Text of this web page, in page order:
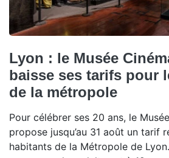
Lyon : le Musée
baisse ses tarifs pour
de la métropole
Pour célébrer ses 20 ans, le
propose jusqu’au 31 août un tarif
habitants de la Métropole de Lyon.